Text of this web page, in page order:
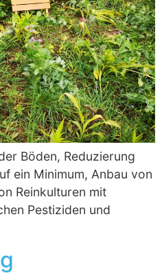
Böden, Reduzierung
ein Minimum, Anbau von
Reinkulturen mit
Pestiziden und